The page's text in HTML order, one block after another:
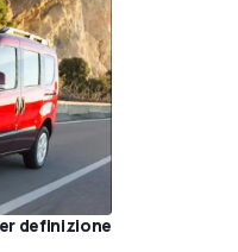
definizione